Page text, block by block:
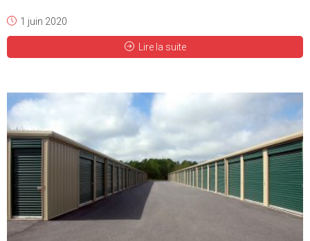
1 juin 2020
Lire la suite